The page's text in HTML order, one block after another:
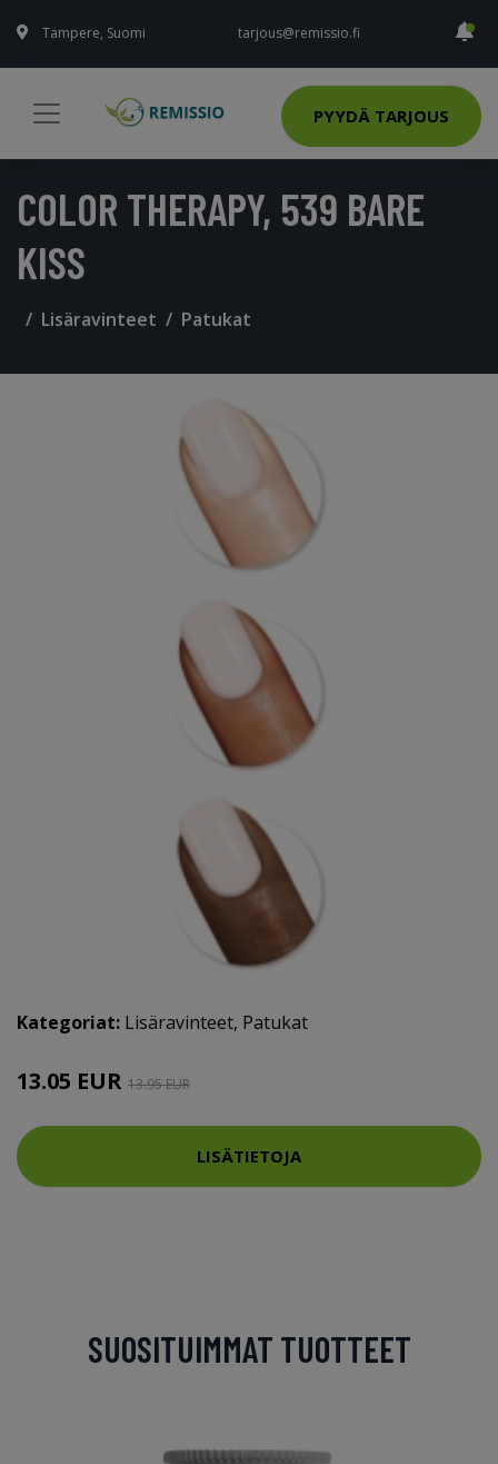
Tampere, Suomi tarjous@remissio.fi
PYYDÄ TARJOUS
COLOR THERAPY, 539 BARE
KISS
Lisäravinteet Patukat
Kategoriat: Lisäravinteet, Patukat
13.05 EUR 13.95 EUR
LISÄTIETOJA
SUOSITUIMMAT TUOTTEET